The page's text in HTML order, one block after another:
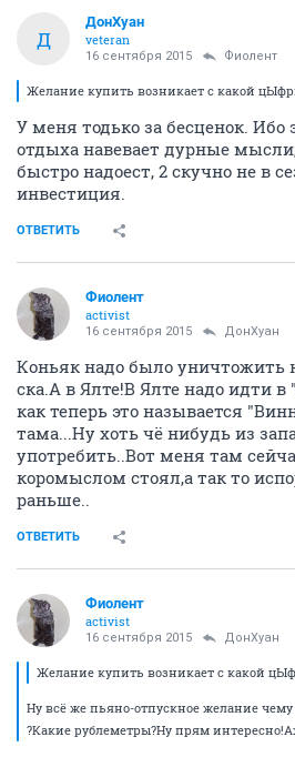
Д
ДонХуан
veteran
16 сентября 2015 Фиолент
Желание купить возникает с какой
У меня тодько за бесценок. Ибо
отдыха навевает дурные
быстро надоест, 2 скучно не в
инвестиция.
ОТВЕТИТЬ
Фиолент
activist
16 сентября 2015 ДонХуан
Коньяк надо было уничтожить
ска.А в Ялте!В Ялте надо идти
как теперь это называется
тама...Ну хоть чё нибудь из
употребить..Вот меня там
коромыслом стоял,а так то
раньше..
ОТВЕТИТЬ
Фиолент
activist
16 сентября 2015 ДонХуан
Желание купить возникает с какой
Ну всё же пьяно-отпускное желание
?Какие рублеметры?Ну прям